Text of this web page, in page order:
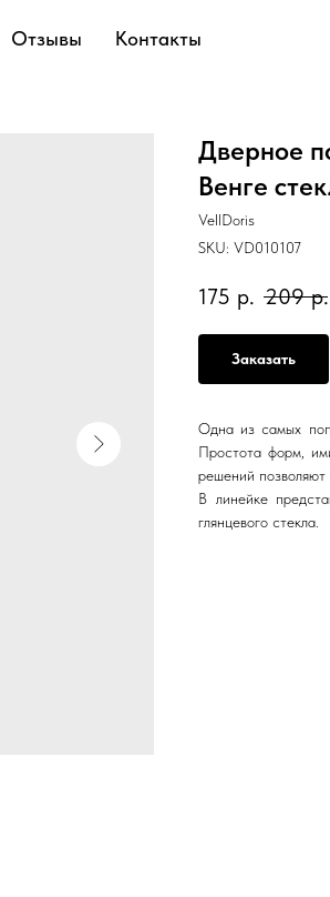
Дверное
Венге
VellDoris
SKU: VD010107
175 р. 209 р.
Заказать
Одна из самых
Простота форм,
решений позволяют
В линейке
глянцевого стекла.
Отзывы Контакты